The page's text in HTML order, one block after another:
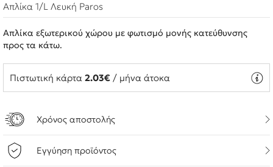
Απλίκα 1/L Λευκή Paros
Απλίκα εξωτερικού χώρου με φωτισμό μονής κατεύθυνσης
προς τα κάτω.
Πιστωτική κάρτα 2.03€ / μήνα άτοκα
Χρόνος αποστολής
Εγγύηση προϊόντος